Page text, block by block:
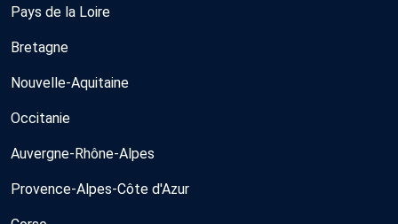
Pays de la Loire
Bretagne
Nouvelle-Aquitaine
Occitanie
Auvergne-Rhône-Alpes
Provence-Alpes-Côte d'Azur